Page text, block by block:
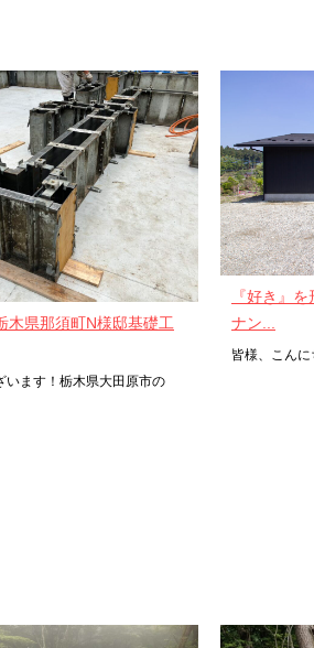
木県那須町N様邸基礎工
います！栃木県大田原市の
『好き』
ナン...
皆様、こん